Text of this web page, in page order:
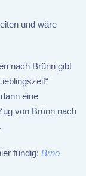
und wäre
nach Brünn gibt
eine
von Brünn nach
fündig: Brno